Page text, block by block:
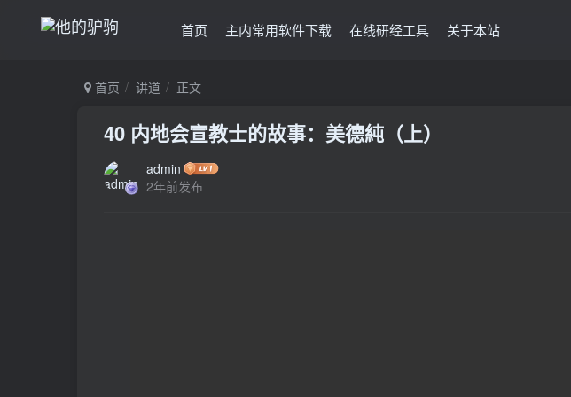
首页 主内常用软件下载 在线研经工具 关于本站
首页 讲道 正文
40 内地会宣教士的故事：美德純（上）
admin
2年前发布